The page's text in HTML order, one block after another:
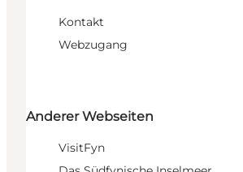
Kontakt
Webzugang
Anderer Webseiten
VisitFyn